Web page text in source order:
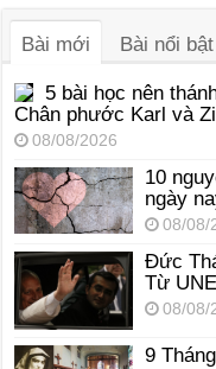
Bài mới Bài nổi bật
5 bài học nên
Chân phước Karl và
08/08/2026
10
ngày
08/08/
Đức
Từ
08/08/
9